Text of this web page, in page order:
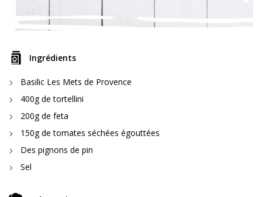
Ingrédients
Basilic Les Mets de Provence
400g de tortellini
200g de feta
150g de tomates séchées égouttées
Des pignons de pin
Sel